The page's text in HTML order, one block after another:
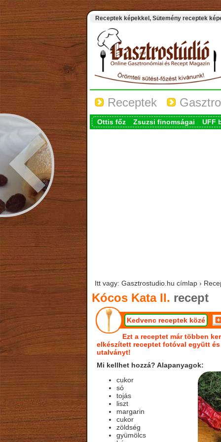
Receptek képekkel, Sütemény receptek
Receptek
Ottis főz Zsuzsi finomságai UFF
Itt vagy: Gasztrostudio.hu címlap ›
Kócos Kata II. recept
Kedvenc receptek közé
Ezt a receptet már többen
elkészített receptet fotóval együtt
utalványt!
Mi kellhet hozzá? Alapanyagok:
cukor
só
tojás
liszt
margarin
cukor
zöldség
gyümölcs